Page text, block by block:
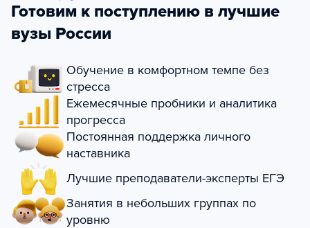
Готовим к поступлению в лучшие
вузы России
Обучение в комфортном темпе без
стресса
Ежемесячные пробники и аналитика
прогресса
Постоянная поддержка личного
наставника
Лучшие преподаватели-эксперты ЕГЭ
Занятия в небольших группах по
уровню